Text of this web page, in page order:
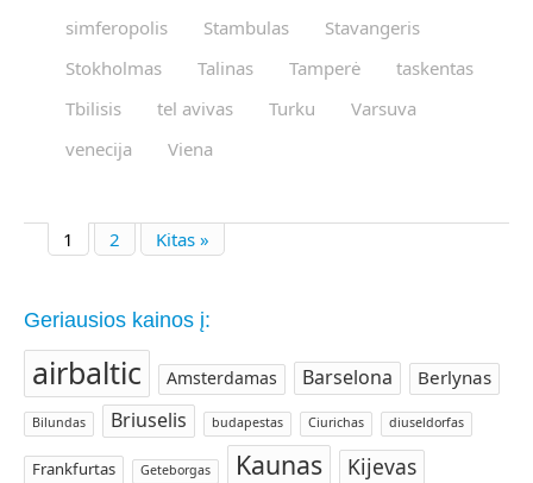
simferopolis
Stambulas
Stavangeris
Stokholmas
Talinas Tamperė
taskentas
Tbilisis
tel avivas Turku
Varsuva
venecija
Viena
1 2 Kitas »
Geriausios kainos į:
airbaltic Amsterdamas Barselona Berlynas
Bilundas Briuselis budapestas Ciurichas diuseldorfas
Frankfurtas Geteborgas Kaunas Kijevas